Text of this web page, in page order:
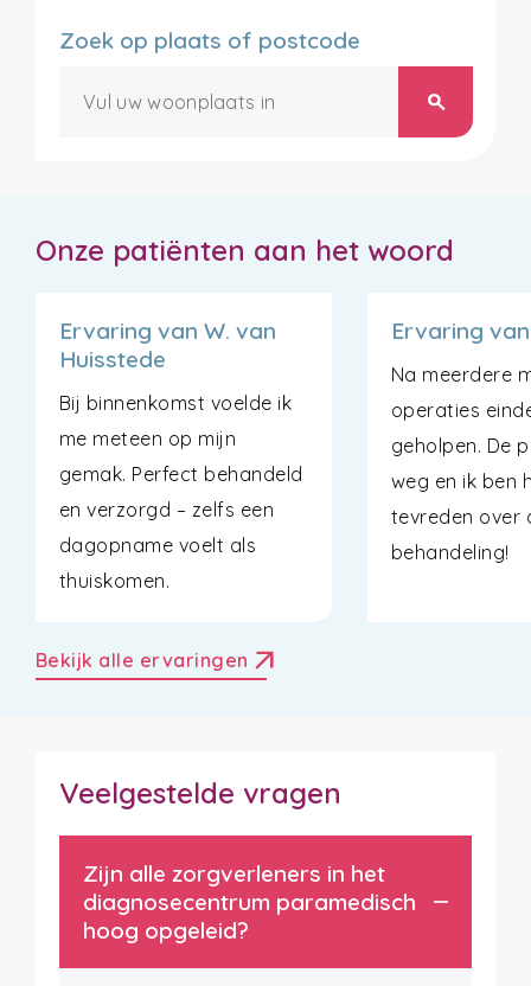
Zoek op plaats of postcode
search
Onze patiënten aan het woord
Ervaring van W. van
Huisstede
Bij binnenkomst voelde ik
me meteen op mijn
gemak. Perfect behandeld
en verzorgd – zelfs een
dagopname voelt als
thuiskomen.
Ervaring
Na meerdere
operaties
geholpen. De
weg en ik ben
tevreden over
behandeling!
Bekijk alle ervaringen arrow_outward
Veelgestelde vragen
Zijn alle zorgverleners in het
diagnosecentrum paramedisch
hoog opgeleid?